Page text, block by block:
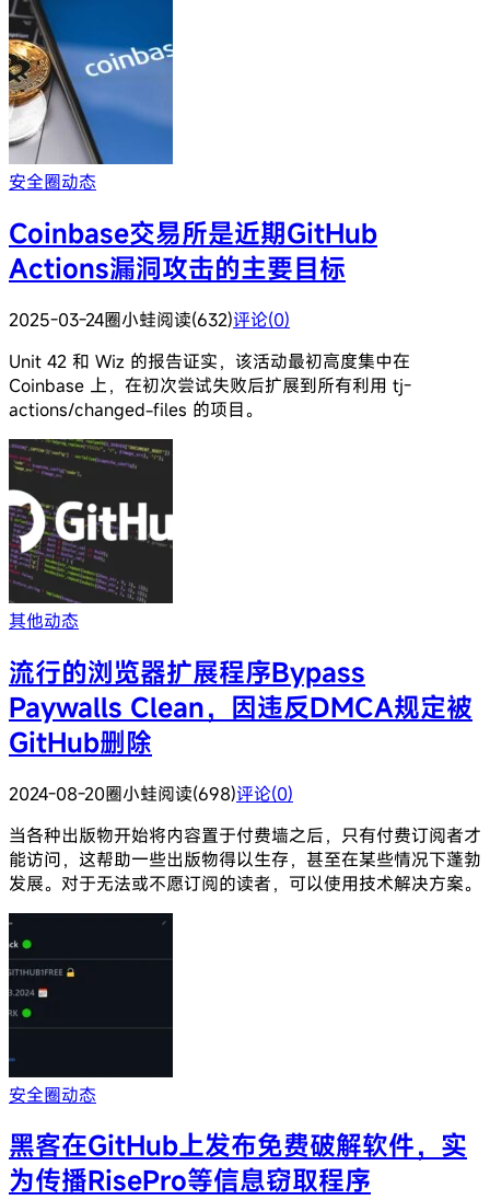
安全圈动态
Coinbase交易所是近期GitHub
Actions漏洞攻击的主要目标
2025-03-24圈小蛙阅读(632)评论(0)
Unit 42 和 Wiz 的报告证实，该活动最初高度集中在
Coinbase 上，在初次尝试失败后扩展到所有利用 tj-
actions/changed-files 的项目。
其他动态
流行的浏览器扩展程序Bypass
Paywalls Clean，因违反DMCA规定被
GitHub删除
2024-08-20圈小蛙阅读(698)评论(0)
当各种出版物开始将内容置于付费墙之后，只有付费订阅者才
能访问，这帮助一些出版物得以生存，甚至在某些情况下蓬勃
发展。对于无法或不愿订阅的读者，可以使用技术解决方案。
安全圈动态
黑客在GitHub上发布免费破解软件，实
为传播RisePro等信息窃取程序